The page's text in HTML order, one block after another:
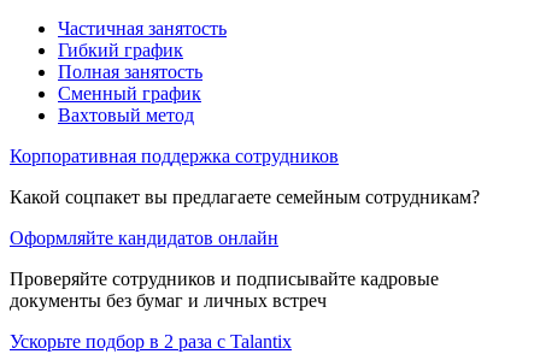
Частичная занятость
Гибкий график
Полная занятость
Сменный график
Вахтовый метод
Корпоративная поддержка сотрудников
Какой соцпакет вы предлагаете семейным сотрудникам?
Оформляйте кандидатов онлайн
Проверяйте сотрудников и подписывайте кадровые
документы без бумаг и личных встреч
Ускорьте подбор в 2 раза с Talantix